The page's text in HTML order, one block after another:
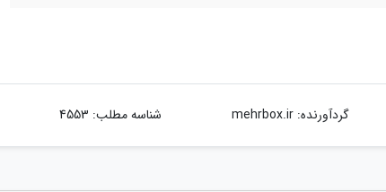
گردآورنده:mehrbox.ir شناسه مطلب: 4553